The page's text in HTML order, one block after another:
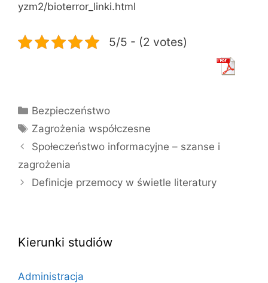
yzm2/bioterror_linki.html
5/5 - (2 votes)
Kategorie
Bezpieczeństwo
Tagi
Zagrożenia współczesne
Społeczeństwo informacyjne – szanse i
zagrożenia
Definicje przemocy w świetle literatury
Kierunki studiów
Administracja